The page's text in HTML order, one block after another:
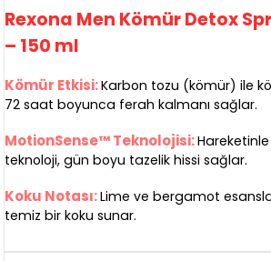
Rexona Men Kömür Detox
– 150 ml
Kömür Etkisi:Karbon tozu (kömür) ile
72 saat boyunca ferah kalmanı sağlar.
MotionSense™ Teknolojisi:
teknoloji, gün boyu tazelik hissi sağlar.
Koku Notası:Lime ve bergamot
temiz bir koku sunar.